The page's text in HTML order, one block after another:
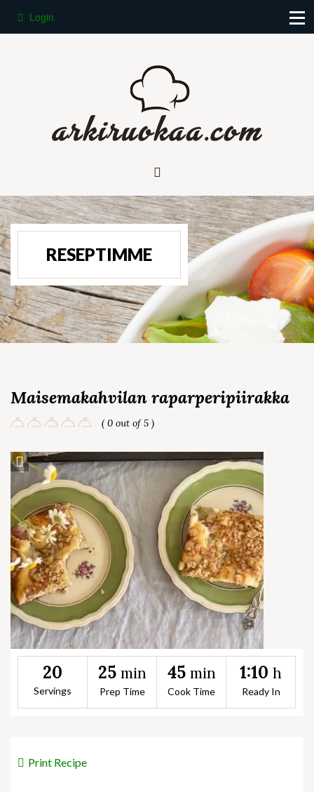
Login
RESEPTIMME
Maisemakahvilan raparperipiirakka
( 0 out of 5 )
Save Recipe
20
Servings
25 min
Prep Time
45 min
Cook Time
1:10 h
Ready In
Print Recipe